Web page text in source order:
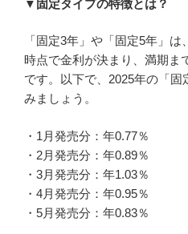
▼固定タイプの特徴とは？
「固定3年」や「固定5年」
時点で金利が決まり、満期ま
です。以下で、2025年の「
みましょう。
・1月発売分：年0.77％
・2月発売分：年0.89％
・3月発売分：年1.03％
・4月発売分：年0.95％
・5月発売分：年0.83％